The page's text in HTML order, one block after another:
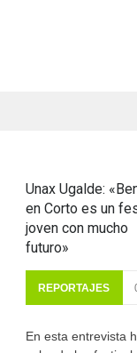
Unax Ugalde:
en Corto es un
joven con mucho
futuro»
REPORTAJES
En esta entrevista